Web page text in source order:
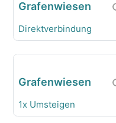
Grafenwiesen
Direktverbindung
Grafenwiesen
1x Umsteigen